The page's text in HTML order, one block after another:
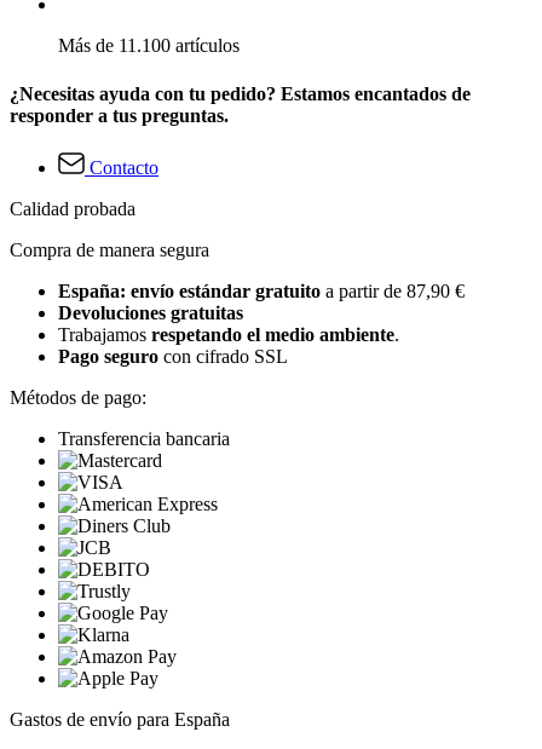
Más de 11.100 artículos
¿Necesitas ayuda con tu pedido? Estamos encantados de
responder a tus preguntas.
Contacto
Calidad probada
Compra de manera segura
España: envío estándar gratuito a partir de 87,90 €
Devoluciones gratuitas
Trabajamos respetando el medio ambiente.
Pago seguro con cifrado SSL
Métodos de pago:
Transferencia bancaria
Gastos de envío para España